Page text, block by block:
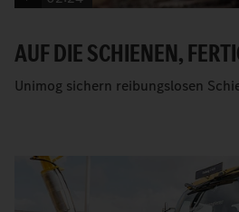
AUF DIE SCHIENEN,
Unimog sichern reibungslosen